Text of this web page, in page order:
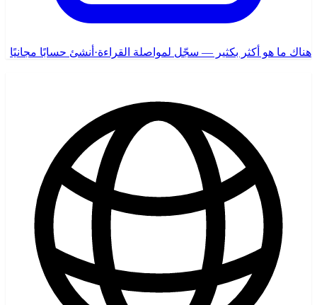
هناك ما هو أكثر بكثير — سجّل لمواصلة القراءة· أنشئ حسابًا مجانيًا